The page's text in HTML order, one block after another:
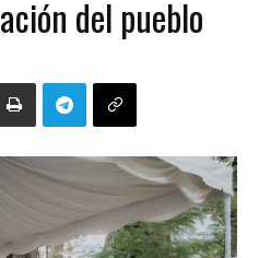
del pueblo